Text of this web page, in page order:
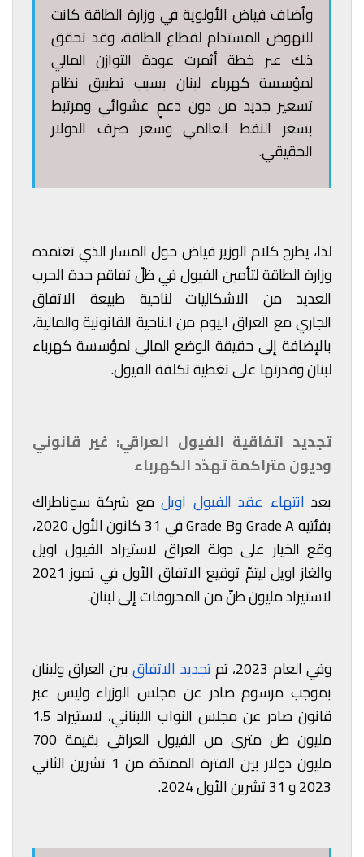
وأضاف فياض الأولوية في وزارة الطاقة كانت
للنهوض المستدام لقطاع الطاقة، وقد تحقق
ذلك عبر خطة أثمرت عودة التوازن المالي
لمؤسسة كهرباء لبنان بسبب تطبيق نظام
تسعير جديد من دون دعمٍ عشوائي ومرتبط
بسعر النفط العالمي وسعر صرف الدولار
الحقيقي.
لذا، يطرح كلام الوزير فياض حول المسار الذي تعتمده
وزارة الطاقة لتأمين الفيول في ظلّ تفاقم حدة الحرب
العديد من الاشكاليات لناحية طبيعة الاتفاق
الجاري مع العراق اليوم من الناحية القانونية والمالية،
بالإضافة إلى حقيقة الوضع المالي لمؤسسة كهرباء
لبنان وقدرتها على تغطية تكلفة الفيول.
تجديد اتفاقية الفيول العراقي: غير قانوني
وديون متراكمة تهدّد الكهرباء
بعد انتهاء عقد الفيول اويلمع شركة سوناطراك
بفئتيه Grade A وGrade B في 31 كانون الأول 2020،
وقع الخيار على دولة العراق لاستيراد الفيول اويل
والغاز اويل ليتمّ توقيع الاتفاق الأول في تموز 2021
لاستيراد مليون طنّ من المحروقات إلى لبنان.
وفي العام 2023، تم تجديد الاتفاقبين العراق ولبنان
بموجب مرسوم صادر عن مجلس الوزراء وليس عبر
قانون صادر عن مجلس النواب اللبناني، لاستيراد 1.5
مليون طن متري من الفيول العراقي بقيمة 700
مليون دولار بين الفترة الممتدّة من 1 تشرين الثاني
2023 و 31 تشرين الأول 2024.